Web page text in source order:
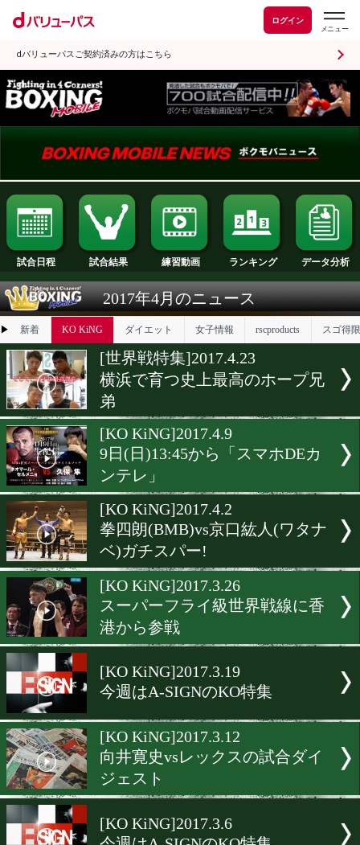
ログイン
dバリューパスご契約済みの方はこちら
試合日程 試合結果 練習動画 ランキング
2017年4月のニュース
▶ 新着 KO KiNG
[世界戦特集]2017.4.23
横浜で育つ史上最高のホー
弟
[KO KiNG]2017.4.9
9日(日)13:45から「スマホ
ンテレ」
[KO KiNG]2017.4.2
拳四朗(BMB)vs京口紘人(
ベ)ガチスパー!
[KO KiNG]2017.3.26
スーパーフライ級世界戦線
港から参戦
今週はA-SIGNのKO特集